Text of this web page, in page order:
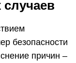
безопасности
причин –